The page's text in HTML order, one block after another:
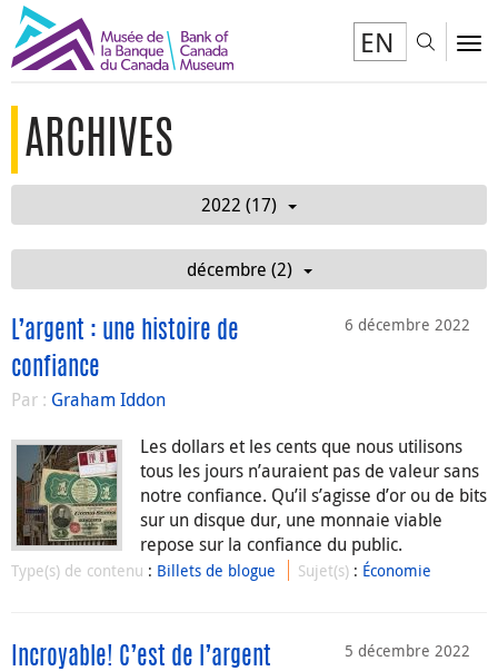
EN
ARCHIVES
2022 (17)
décembre (2)
6 décembre 2022
L’argent : une histoire de
confiance
Par : Graham Iddon
Les dollars et les cents que nous utilisons
tous les jours n’auraient pas de valeur sans
notre confiance. Qu’il s’agisse d’or ou de bits
sur un disque dur, une monnaie viable
repose sur la confiance du public.
Type(s) de contenu : Billets de blogue Sujet(s) : Économie
5 décembre 2022
Incroyable! C’est de l’argent